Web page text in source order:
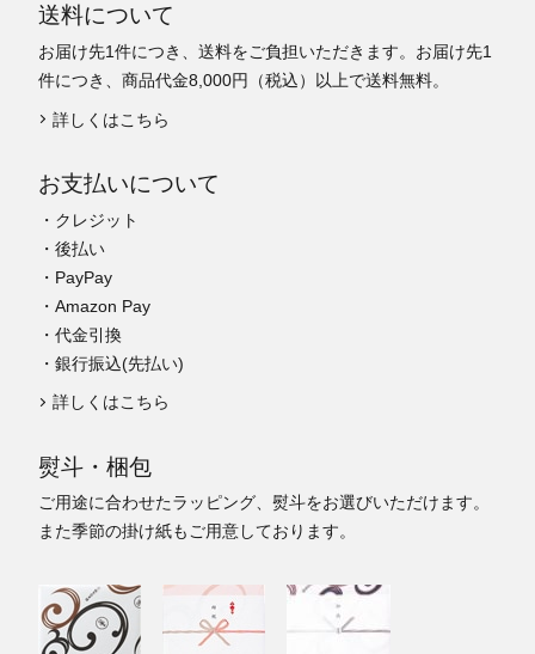
送料について
お届け先1件につき、送料をご負担いただきます。お届け先1
件につき、商品代金8,000円（税込）以上で送料無料。
詳しくはこちら
お支払いについて
・クレジット
・後払い
・PayPay
・Amazon Pay
・代金引換
・銀行振込(先払い)
詳しくはこちら
熨斗・梱包
ご用途に合わせたラッピング、熨斗をお選びいただけます。
また季節の掛け紙もご用意しております。